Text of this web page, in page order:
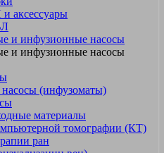
аксессуары
и инфузионные насосы
и инфузионные насосы
(инфузоматы)
материалы
томографии (КТ)
ран